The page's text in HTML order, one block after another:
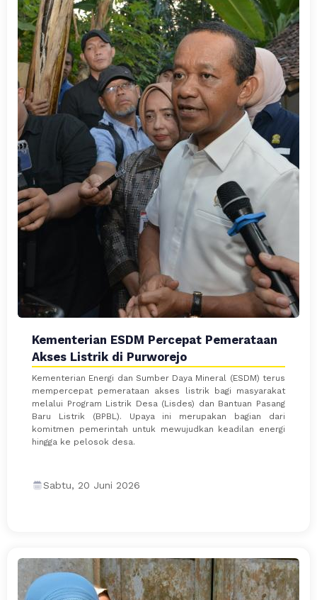
Kementerian ESDM Percepat Pemerataan
Akses Listrik di Purworejo
Kementerian Energi dan Sumber Daya Mineral (ESDM) terus
mempercepat pemerataan akses listrik bagi masyarakat
melalui Program Listrik Desa (Lisdes) dan Bantuan Pasang
Baru Listrik (BPBL). Upaya ini merupakan bagian dari
komitmen pemerintah untuk mewujudkan keadilan energi
hingga ke pelosok desa.
Sabtu, 20 Juni 2026